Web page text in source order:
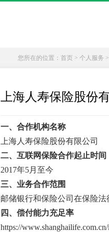
您所在的位置： 首页 > 个人服务 >
上海人寿保险股份
一、合作机构名称
上海人寿保险股份有限公司
二、互联网保险合作起止时间
2017年5月至今
三、业务合作范围
邮储银行和保险公司在保险
四、偿付能力充足率
https://